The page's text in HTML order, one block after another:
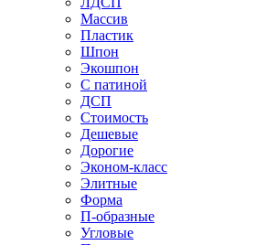
Массив
Пластик
Шпон
Экошпон
С патиной
ДСП
Стоимость
Дешевые
Дорогие
Эконом-класс
Элитные
Форма
П-образные
Угловые